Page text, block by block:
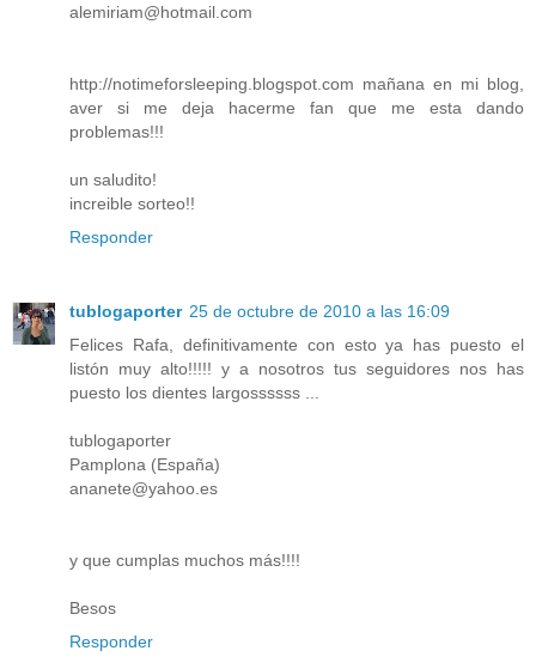
alemiriam@hotmail.com
http://notimeforsleeping.blogspot.com mañana en mi blog,
aver si me deja hacerme fan que me esta dando
problemas!!!
un saludito!
increible sorteo!!
Responder
tublogaporter 25 de octubre de 2010 a las 16:09
Felices Rafa, definitivamente con esto ya has puesto el
listón muy alto!!!!! y a nosotros tus seguidores nos has
puesto los dientes largossssss ...
tublogaporter
Pamplona (España)
ananete@yahoo.es
y que cumplas muchos más!!!!
Besos
Responder